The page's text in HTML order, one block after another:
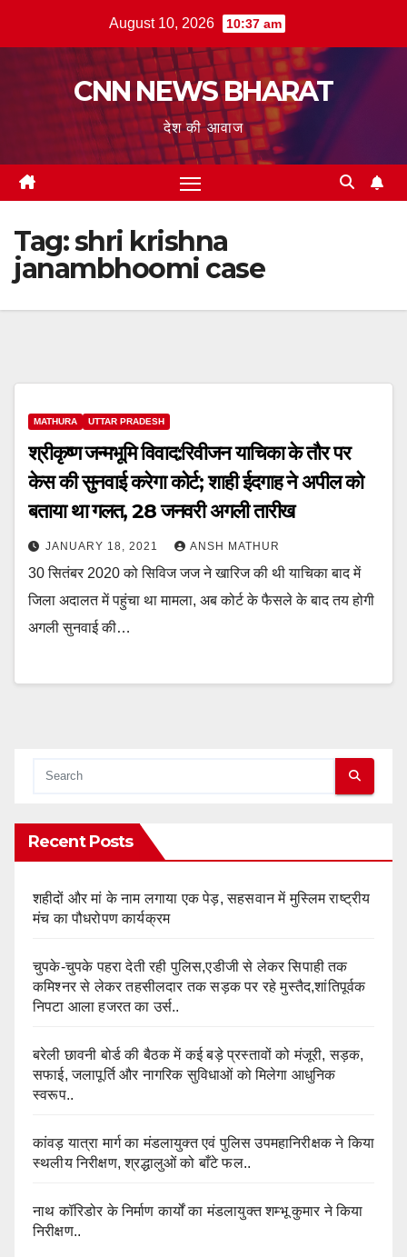
August 10, 2026 10:37 am
CNN NEWS BHARAT
देश की आवाज
Tag:shri krishna
janambhoomi case
MATHURA UTTAR PRADESH
श्रीकृष्ण जन्मभूमि विवाद:रिवीजन याचिका के तौर पर
केस की सुनवाई करेगा कोर्ट; शाही ईदगाह ने अपील को
बताया था गलत, 28 जनवरी अगली तारीख
JANUARY 18, 2021 ANSH MATHUR
30 सितंबर 2020 को सिविज जज ने खारिज की थी याचिका बाद में
जिला अदालत में पहुंचा था मामला, अब कोर्ट के फैसले के बाद तय होगी
अगली सुनवाई की…
Recent Posts
शहीदों और मां के नाम लगाया एक पेड़, सहसवान में मुस्लिम राष्ट्रीय
मंच का पौधरोपण कार्यक्रम
चुपके-चुपके पहरा देती रही पुलिस,एडीजी से लेकर सिपाही तक
कमिश्नर से लेकर तहसीलदार तक सड़क पर रहे मुस्तैद,शांतिपूर्वक
निपटा आला हजरत का उर्स..
बरेली छावनी बोर्ड की बैठक में कई बड़े प्रस्तावों को मंजूरी, सड़क,
सफाई, जलापूर्ति और नागरिक सुविधाओं को मिलेगा आधुनिक
स्वरूप..
कांवड़ यात्रा मार्ग का मंडलायुक्त एवं पुलिस उपमहानिरीक्षक ने किया
स्थलीय निरीक्षण, श्रद्धालुओं को बाँटे फल..
नाथ कॉरिडोर के निर्माण कार्यों का मंडलायुक्त शम्भू कुमार ने किया
निरीक्षण..